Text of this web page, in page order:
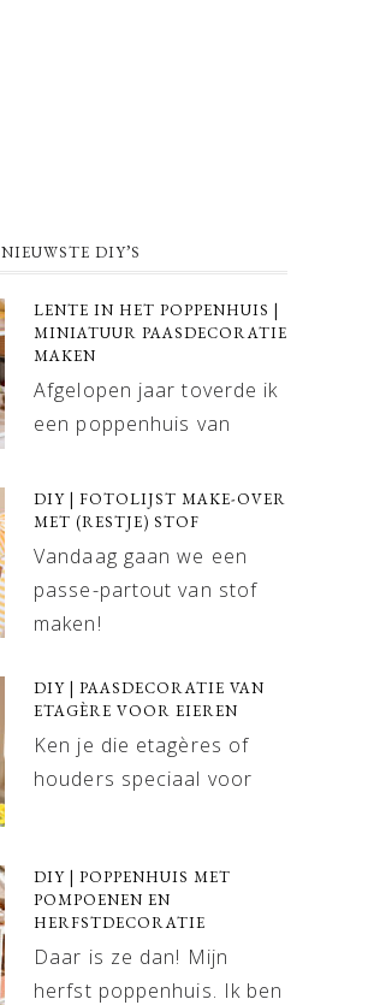
NIEUWSTE DIY’S
LENTE IN HET POPPENHUIS |
MINIATUUR PAASDECORATIE
MAKEN
Afgelopen jaar toverde ik
een poppenhuis van
DIY | FOTOLIJST MAKE-OVER
MET (RESTJE) STOF
Vandaag gaan we een
passe-partout van stof
maken!
DIY | PAASDECORATIE VAN
ETAGÈRE VOOR EIEREN
Ken je die etagères of
houders speciaal voor
DIY | POPPENHUIS MET
POMPOENEN EN
HERFSTDECORATIE
Daar is ze dan! Mijn
herfst poppenhuis. Ik ben